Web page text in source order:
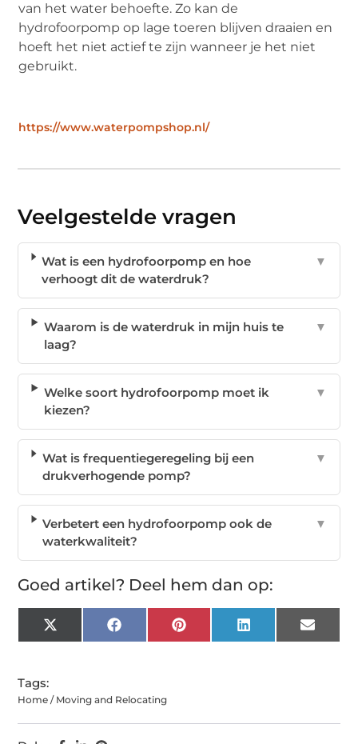
van het water behoefte. Zo kan de
hydrofoorpomp op lage toeren blijven draaien en
hoeft het niet actief te zijn wanneer je het niet
gebruikt.
https://www.waterpompshop.nl/
Veelgestelde vragen
Wat is een hydrofoorpomp en hoe
verhoogt dit de waterdruk?
▼
Waarom is de waterdruk in mijn huis te
laag?
▼
Welke soort hydrofoorpomp moet ik
kiezen?
▼
Wat is frequentiegeregeling bij een
drukverhogende pomp?
▼
Verbetert een hydrofoorpomp ook de
waterkwaliteit?
▼
Goed artikel? Deel hem dan op:
X
(Twitter)
Facebook Pinterest LinkedIn Email
Tags:
Home / Moving and Relocating